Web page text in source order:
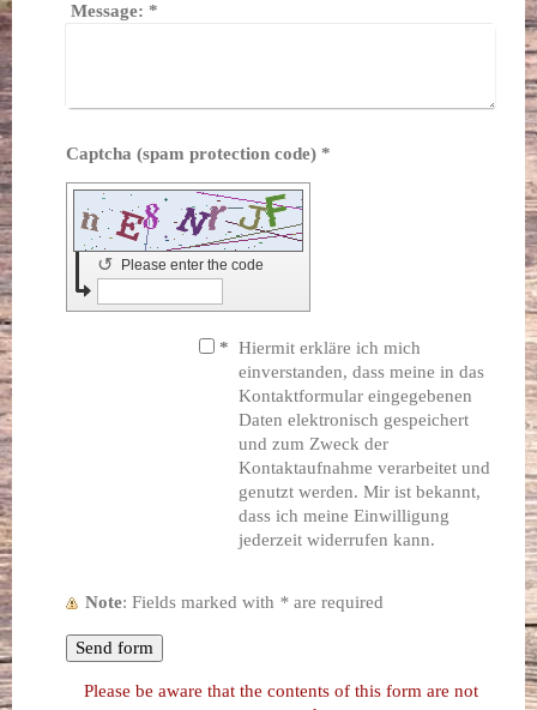
Message: *
Captcha (spam protection code) *
Please enter the code
↺
* Hiermit erkläre ich mich
einverstanden, dass meine in das
Kontaktformular eingegebenen
Daten elektronisch gespeichert
und zum Zweck der
Kontaktaufnahme verarbeitet und
genutzt werden. Mir ist bekannt,
dass ich meine Einwilligung
jederzeit widerrufen kann.
Note : Fields marked with * are required
Please be aware that the contents of this form are not